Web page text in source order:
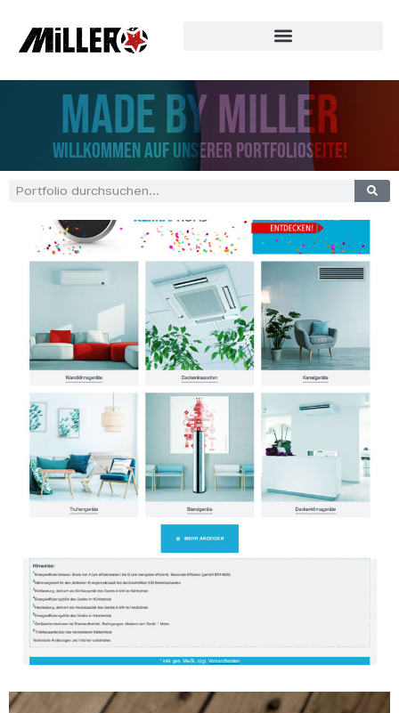
MADE BY MILLER
Willkommen auf unserer Portfolioseite!